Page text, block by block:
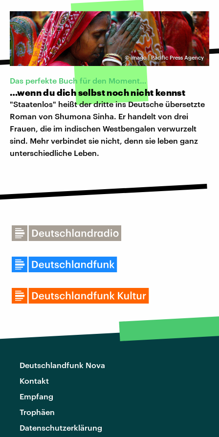
©imago | Pacific Press Agency
Das perfekte Buch für den Moment…
…wenn du dich selbst noch nicht kennst
"Staatenlos" heißt der dritte ins Deutsche übersetzte
Roman von Shumona Sinha. Er handelt von drei
Frauen, die im indischen Westbengalen verwurzelt
sind. Mehr verbindet sie nicht, denn sie leben ganz
unterschiedliche Leben.
Deutschlandfunk Nova
Kontakt
Empfang
Trophäen
Datenschutzerklärung